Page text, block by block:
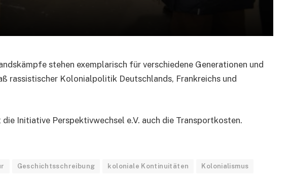
stehen exemplarisch für verschiedene Generationen und
rassistischer Kolonialpolitik Deutschlands, Frankreichs und
Initiative Perspektivwechsel e.V. auch die Transportkosten.
Geschichtsschreibung koloniale Kontinuitäten Kolonialismus